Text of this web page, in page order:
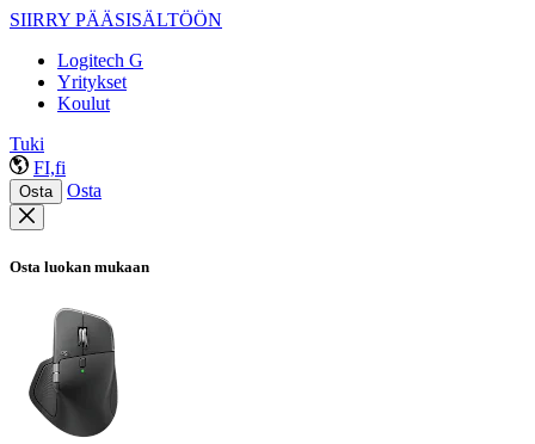
SIIRRY PÄÄSISÄLTÖÖN
Logitech G
Yritykset
Koulut
Tuki
FI,fi
Osta Osta
Osta luokan mukaan